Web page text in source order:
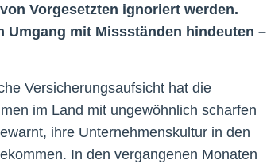
Vorgesetzten ignoriert werden.
Umgang mit Missständen hindeuten –
Versicherungsaufsicht hat die
im Land mit ungewöhnlich scharfen
ihre Unternehmenskultur in den
In den vergangenen Monaten